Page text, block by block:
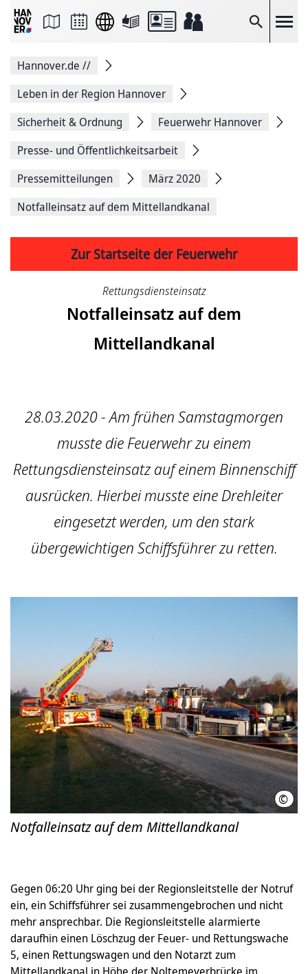
Suche
Seite
Facebook
teilen
Seitenlink
Seite
Hannover.de //
Leben in der Region Hannover
Sicherheit & Ordnung
Feuerwehr Hannover
Presse- und Öffentlichkeitsarbeit
Pressemitteilungen
März 2020
Notfalleinsatz auf dem Mittellandkanal
Zur Startseite der Feuerwehr
Rettungsdiensteinsatz
Notfalleinsatz auf dem
Mittellandkanal
28.03.2020 - Am frühen Samstagmorgen
musste die Feuerwehr zu einem
Rettungsdiensteinsatz auf einem Binnenschiff
ausrücken. Hierbei musste eine Drehleiter
eingesetzt werden, um den stark
übergewichtigen Schiffsführer zu retten.
©
Notfalleinsatz auf dem Mittellandkanal
Gegen 06:20 Uhr ging bei der Regionsleitstelle der Notruf
ein, ein Schiffsführer sei zusammengebrochen und nicht
mehr ansprechbar. Die Regionsleitstelle alarmierte
daraufhin einen Löschzug der Feuer- und Rettungswache
5, einen Rettungswagen und den Notarzt zum
Mittellandkanal in Höhe der Noltemeyerbrücke im